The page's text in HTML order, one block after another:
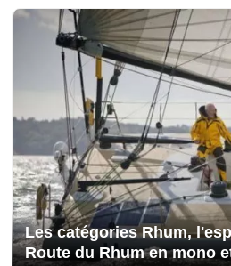
Les catégories Rhum,
Route du Rhum en mono